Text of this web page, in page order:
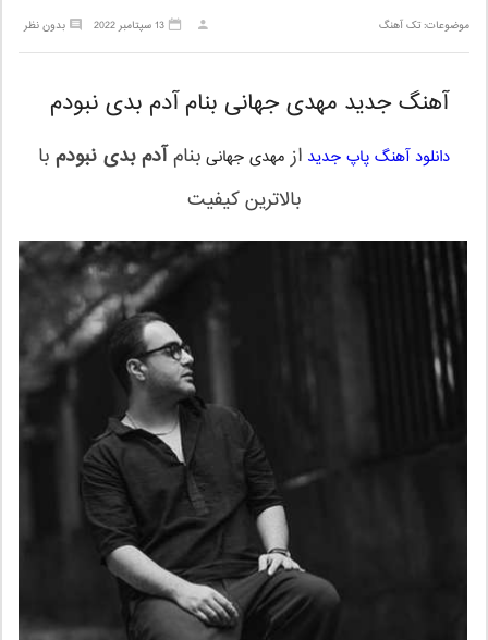
موضوعات:تک آهنگ بدون نظر 13 سپتامبر 2022
آهنگ جدید مهدی جهانی بنام آدم بدی نبودم
دانلود آهنگ پاپ جدید از مهدی جهانی بنامآدم بدی نبودم با
بالاترین کیفیت